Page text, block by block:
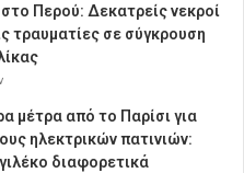
Περού: Δεκατρείς νεκροί
τραυματίες σε σύγκρουση
μέτρα από το Παρίσι για
ηλεκτρικών πατινιών:
διαφορετικά